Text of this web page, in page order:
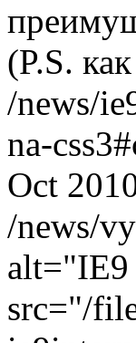
(P.S.
/news/
na-
Oct
/news/
alt="IE9
src="/